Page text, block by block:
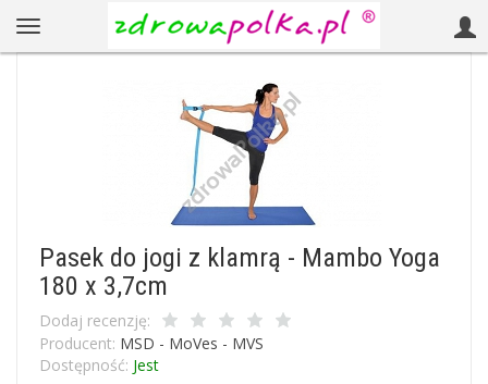
Pasek do jogi z klamrą - Mambo Yoga
180 x 3,7cm
Dodaj recenzję:
Producent: MSD - MoVes - MVS
Dostępność: Jest